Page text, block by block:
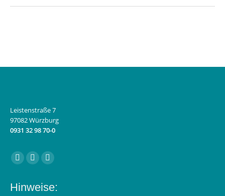
Leistenstraße 7
97082 Würzburg
0931 32 98 70-0
Finden Sie uns auf:
Facebook
opens
Instagram
opens
E-
page
Hinweise: